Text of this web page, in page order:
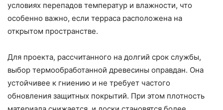
условиях перепадов температур и влажности, что
особенно важно, если терраса расположена на
открытом пространстве.
Для проекта, рассчитанного на долгий срок службы,
выбор термообработанной древесины оправдан. Она
устойчивее к гниению и не требует частого
обновления защитных покрытий. При этом плотность